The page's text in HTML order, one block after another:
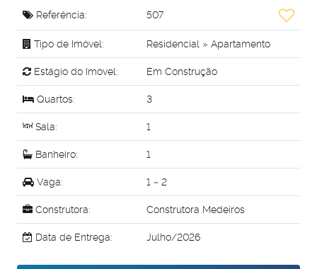
Referência: 507
Tipo de Imóvel: Residencial » Apartamento
Estágio do Imóvel: Em Construção
Quartos: 3
Sala: 1
Banheiro: 1
Vaga: 1 ~ 2
Construtora: Construtora Medeiros
Data de Entrega: Julho/2026